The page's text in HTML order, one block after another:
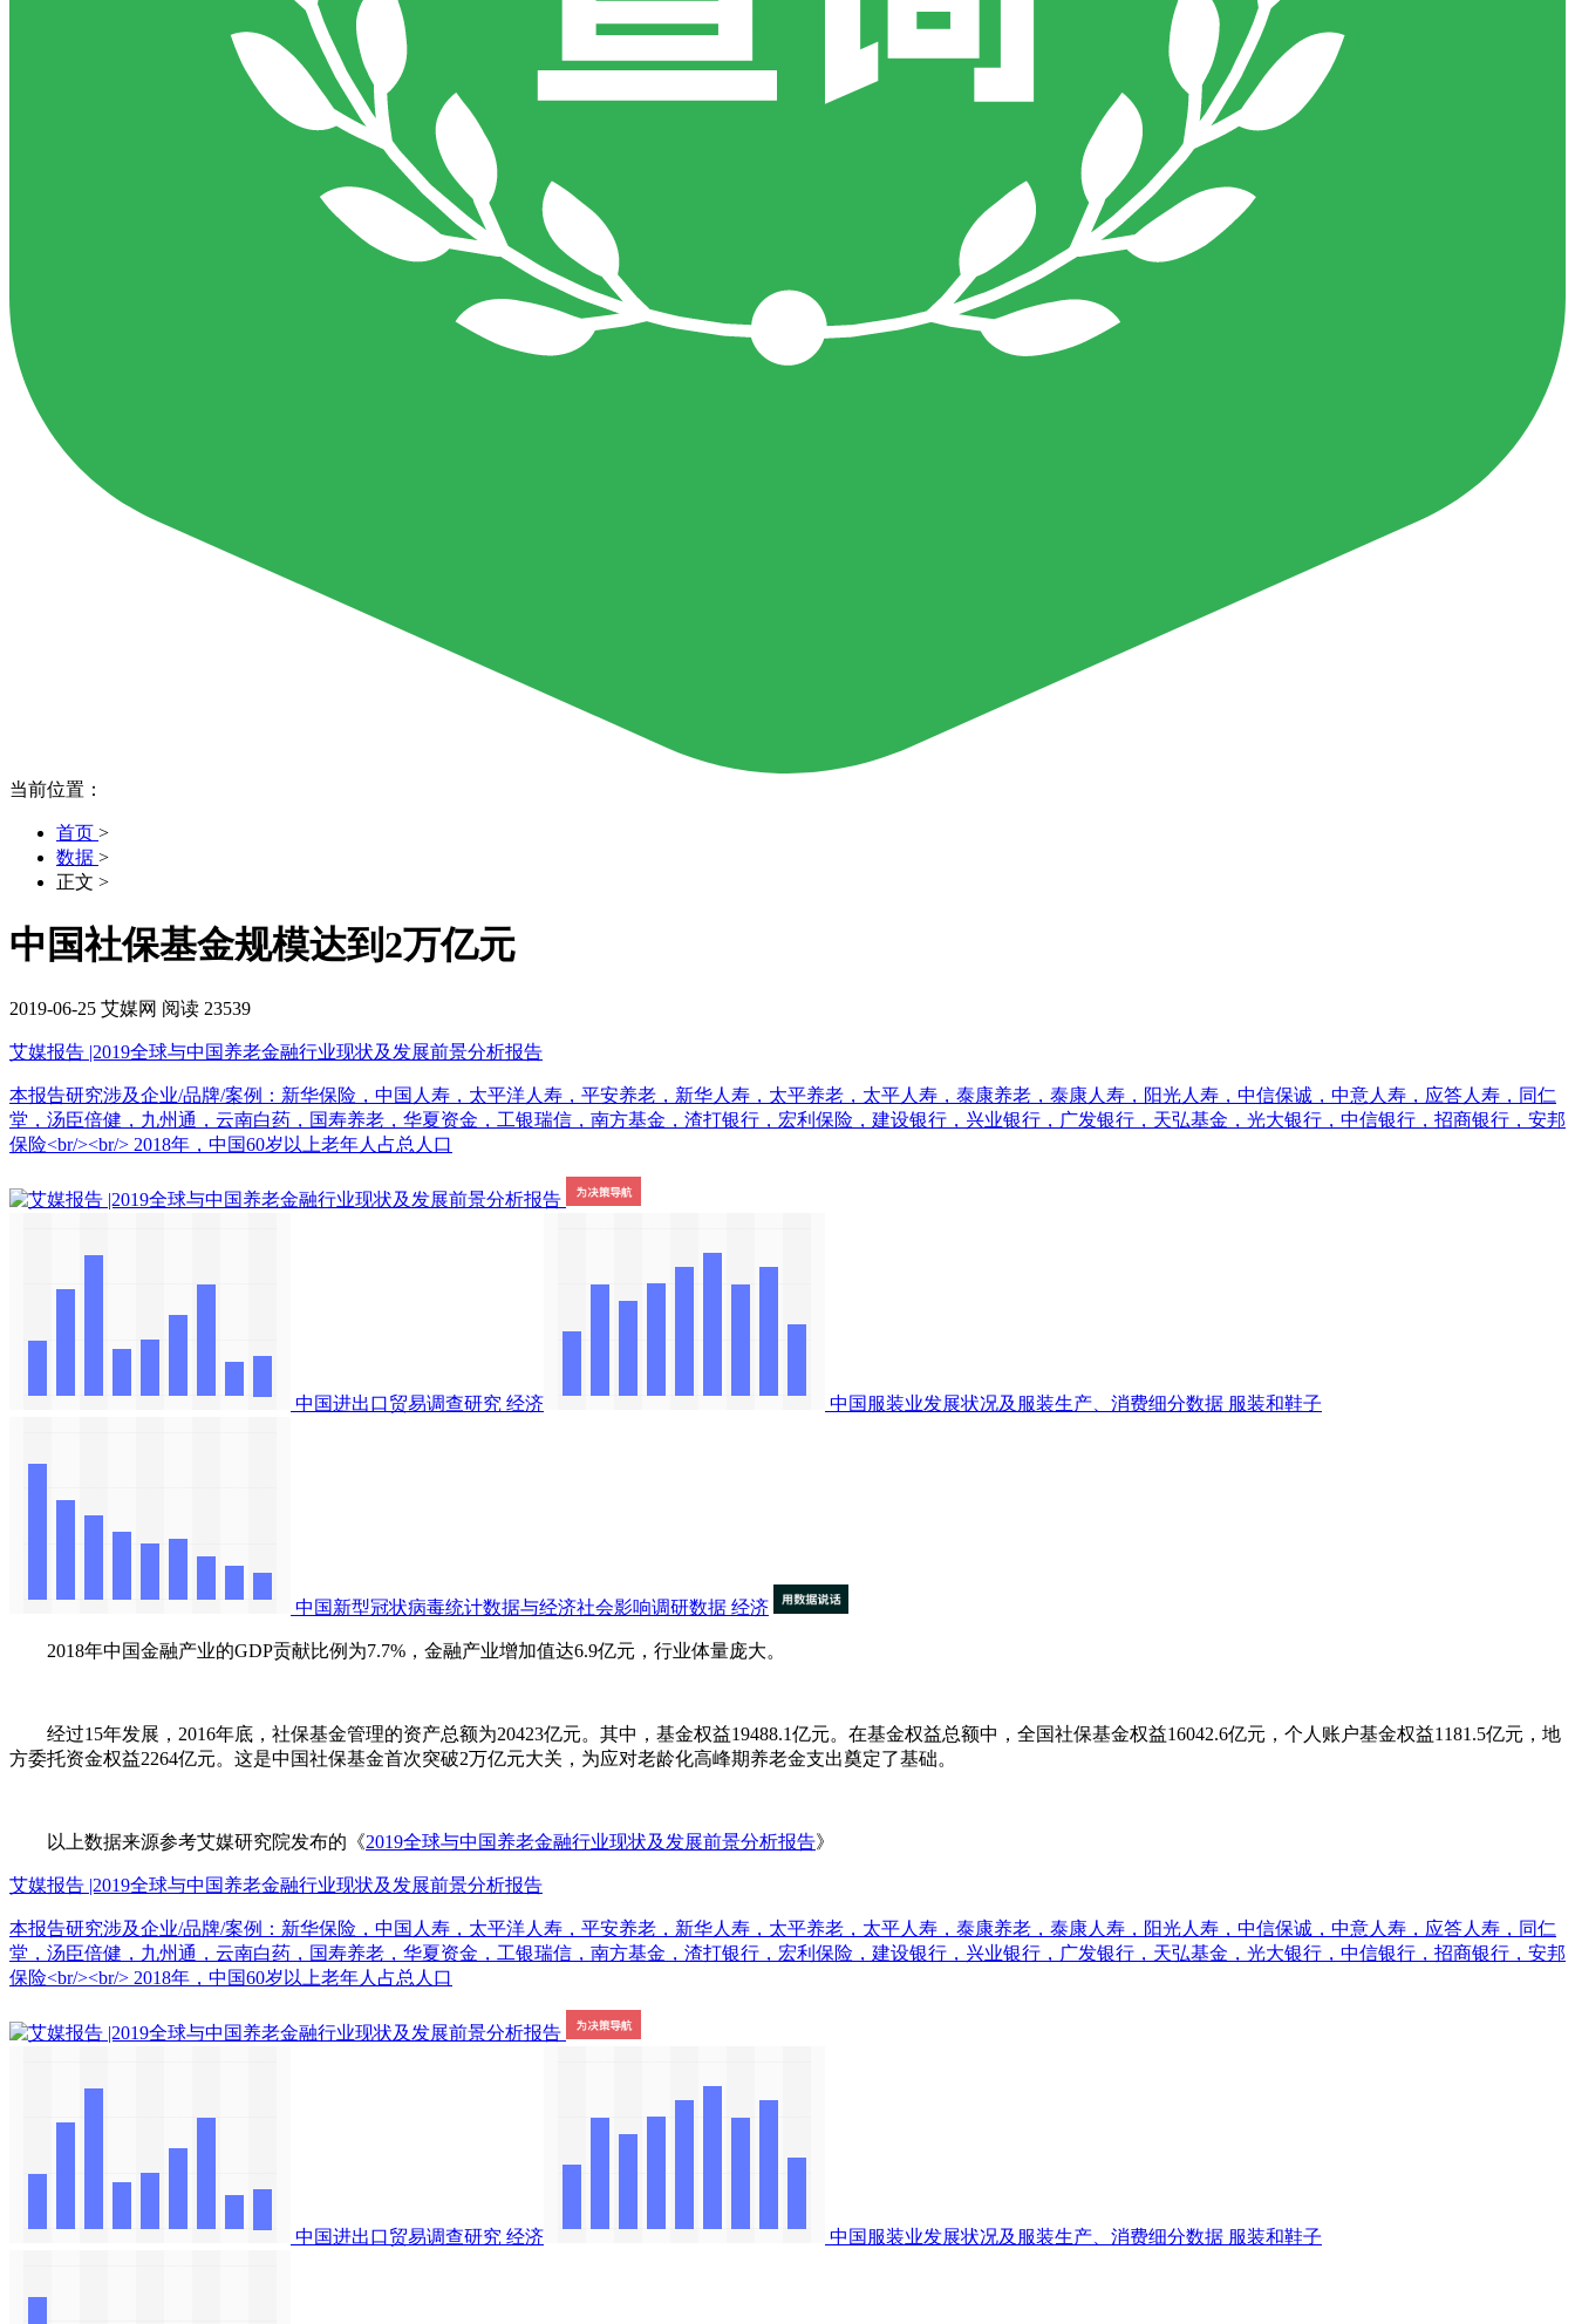
当前位置：
首页 >
数据 >
正文 >
中国社保基金规模达到2万亿元
2019-06-25 艾媒网 阅读 23539
艾媒报告 |2019全球与中国养老金融行业现状及发展前景分析报告
本报告研究涉及企业/品牌/案例：新华保险，中国人寿，太平洋人寿，平安养老，新华人寿，太平养老，太平人寿，泰康养老，泰康人寿，阳光人寿，中信保诚，中意人寿，应答人寿，同仁
堂，汤臣倍健，九州通，云南白药，国寿养老，华夏资金，工银瑞信，南方基金，渣打银行，宏利保险，建设银行，兴业银行，广发银行，天弘基金，光大银行，中信银行，招商银行，安邦
保险<br/><br/> 2018年，中国60岁以上老年人占总人口
中国进出口贸易调查研究 经济 中国服装业发展状况及服装生产、消费细分数据 服装和鞋子
中国新型冠状病毒统计数据与经济社会影响调研数据 经济
2018年中国金融产业的GDP贡献比例为7.7%，金融产业增加值达6.9亿元，行业体量庞大。
经过15年发展，2016年底，社保基金管理的资产总额为20423亿元。其中，基金权益19488.1亿元。在基金权益总额中，全国社保基金权益16042.6亿元，个人账户基金权益1181.5亿元，地
方委托资金权益2264亿元。这是中国社保基金首次突破2万亿元大关，为应对老龄化高峰期养老金支出奠定了基础。
以上数据来源参考艾媒研究院发布的《2019全球与中国养老金融行业现状及发展前景分析报告》
艾媒报告 |2019全球与中国养老金融行业现状及发展前景分析报告
本报告研究涉及企业/品牌/案例：新华保险，中国人寿，太平洋人寿，平安养老，新华人寿，太平养老，太平人寿，泰康养老，泰康人寿，阳光人寿，中信保诚，中意人寿，应答人寿，同仁
堂，汤臣倍健，九州通，云南白药，国寿养老，华夏资金，工银瑞信，南方基金，渣打银行，宏利保险，建设银行，兴业银行，广发银行，天弘基金，光大银行，中信银行，招商银行，安邦
保险<br/><br/> 2018年，中国60岁以上老年人占总人口
中国进出口贸易调查研究 经济 中国服装业发展状况及服装生产、消费细分数据 服装和鞋子